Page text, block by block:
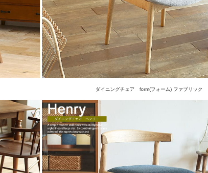
ダイニングチェア form(フォーム) ファブリック